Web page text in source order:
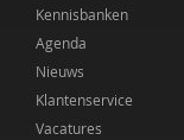
Kennisbanken
Agenda
Nieuws
Klantenservice
Vacatures